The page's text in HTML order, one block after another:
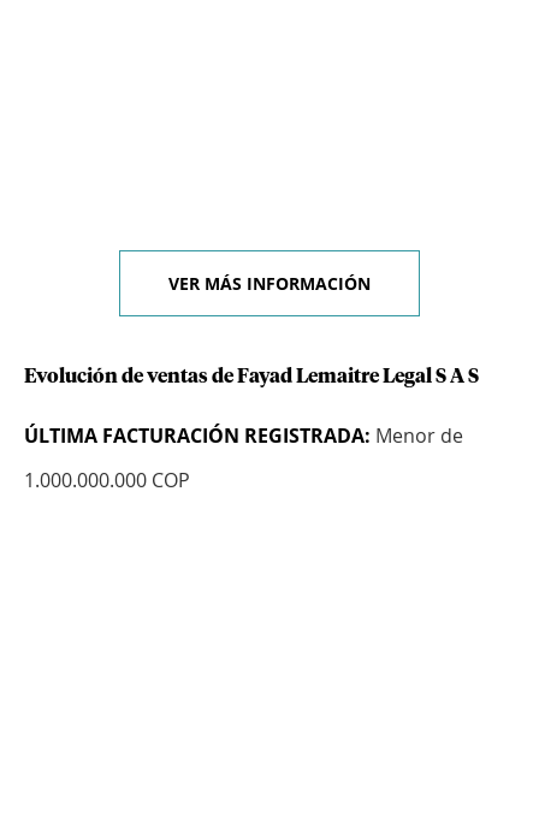
VER MÁS INFORMACIÓN
Evolución de ventas de Fayad Lemaitre Legal S A S
ÚLTIMA FACTURACIÓN REGISTRADA: Menor de
1.000.000.000 COP